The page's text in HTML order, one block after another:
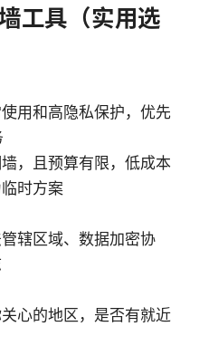
工具（实用选
用和高隐私保护，优先
，且预算有限，低成本
时方案
辖区域、数据加密协
心的地区，是否有就近